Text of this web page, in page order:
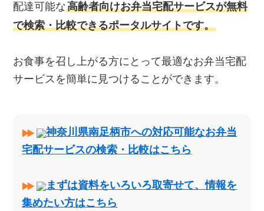
配達可能な高齢者向けお弁当宅配サービスが無料
で検索・比較できるポータルサイトです。
お食事を召し上がる方にとって最適なお弁当宅配
サービスを簡単に見つけることができます。
神奈川県南足柄市への対応可能なお弁当
宅配サービスの検索・比較はこちら
まずは資料をいろいろ取寄せて、情報を
集めたい方はこちら